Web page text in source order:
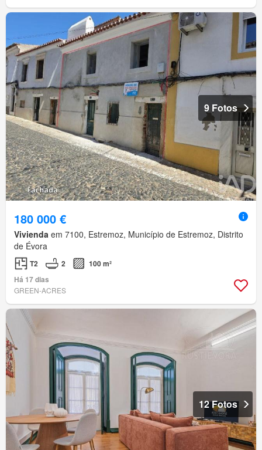
9 Fotos
180 000 €
Vivienda em 7100, Estremoz, Município de Estremoz, Distrito
de Évora
T2 2
100 m²
Há 17 dias
GREEN-ACRES
12 Fotos